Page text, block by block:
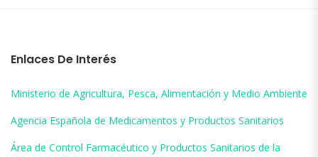
Enlaces De Interés
Ministerio de Agricultura, Pesca, Alimentación y Medio Ambiente
Agencia Española de Medicamentos y Productos Sanitarios
Área de Control Farmacéutico y Productos Sanitarios de la